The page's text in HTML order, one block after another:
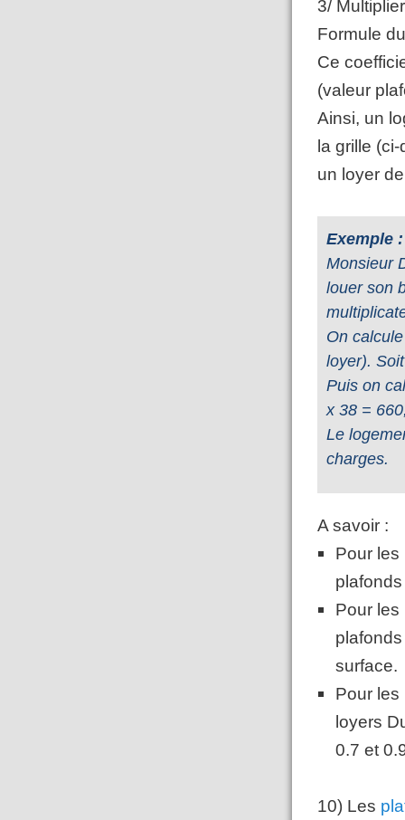
3/
Formule
Ce
(valeur
Ainsi, un
la grille
un loyer
Exemple :
Monsieur
louer son
On
loyer).
Puis on
x 38 =
Le
A savoir :
Pour les
Pour les
surface.
Pour les
loyers
0.7 et
10) Les